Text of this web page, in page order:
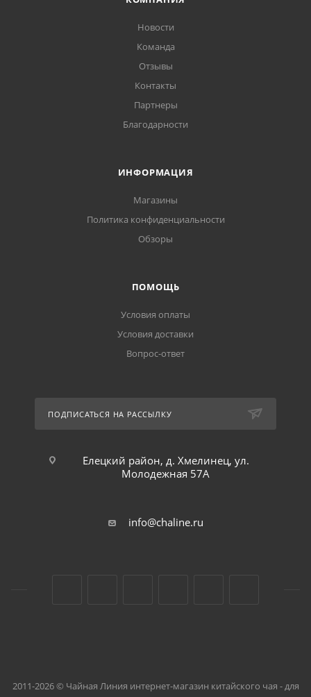
Новости
Команда
Отзывы
Контакты
Партнеры
Благодарности
ИНФОРМАЦИЯ
Магазины
Политика конфиденциальности
Обзоры
ПОМОЩЬ
Условия оплаты
Условия доставки
Вопрос-ответ
ПОДПИСАТЬСЯ НА РАССЫЛКУ
Елецкий район, д. Хмелинец, ул.
Молодежная 57А
info@chaline.ru
2011-2026 © Чайная Линия интернет-магазин китайского чая - для